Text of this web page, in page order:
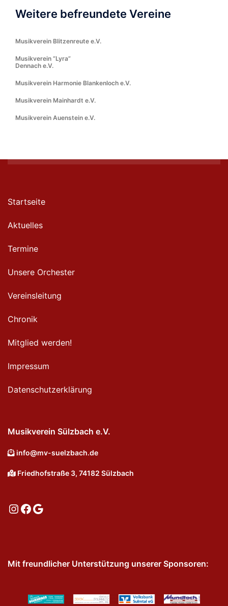
Weitere befreundete Vereine
Musikverein Blitzenreute e.V.
Musikverein “Lyra”
Dennach e.V.
Musikverein Harmonie Blankenloch e.V.
Musikverein Mainhardt e.V.
Musikverein Auenstein e.V.
Startseite
Aktuelles
Termine
Unsere Orchester
Vereinsleitung
Chronik
Mitglied werden!
Impressum
Datenschutzerklärung
Musikverein Sülzbach e.V.
info@mv-suelzbach.de
Friedhofstraße 3, 74182 Sülzbach
Instagram
Facebook
Google
Mit freundlicher Unterstützung unserer Sponsoren: